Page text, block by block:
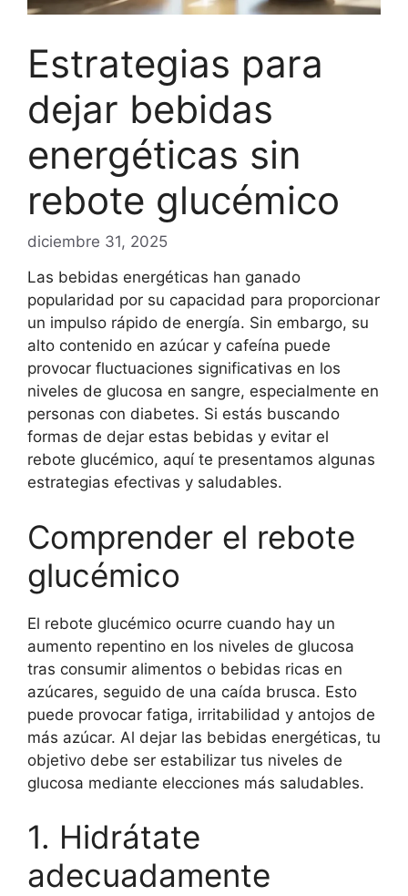
Estrategias para
dejar bebidas
energéticas sin
rebote glucémico
diciembre 31, 2025
Las bebidas energéticas han ganado
popularidad por su capacidad para proporcionar
un impulso rápido de energía. Sin embargo, su
alto contenido en azúcar y cafeína puede
provocar fluctuaciones significativas en los
niveles de glucosa en sangre, especialmente en
personas con diabetes. Si estás buscando
formas de dejar estas bebidas y evitar el
rebote glucémico, aquí te presentamos algunas
estrategias efectivas y saludables.
Comprender el rebote
glucémico
El rebote glucémico ocurre cuando hay un
aumento repentino en los niveles de glucosa
tras consumir alimentos o bebidas ricas en
azúcares, seguido de una caída brusca. Esto
puede provocar fatiga, irritabilidad y antojos de
más azúcar. Al dejar las bebidas energéticas, tu
objetivo debe ser estabilizar tus niveles de
glucosa mediante elecciones más saludables.
1. Hidrátate
adecuadamente